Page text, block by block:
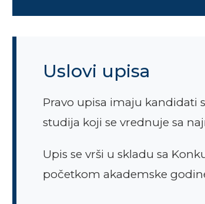
Uslovi upisa
Pravo upisa imaju kandidati
studija koji se vrednuje sa
Upis se vrši u skladu sa
početkom akademske